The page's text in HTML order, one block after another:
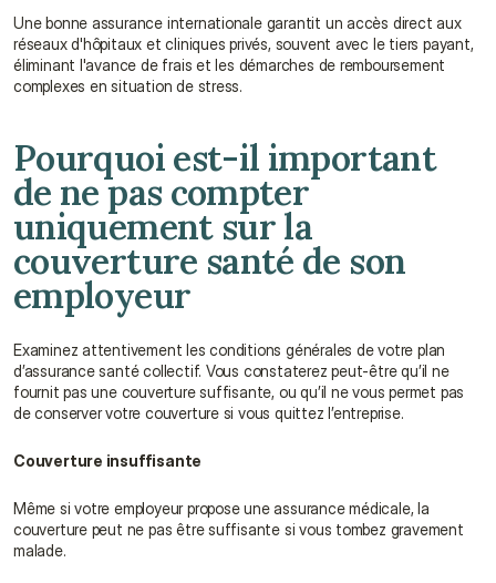
Une bonne assurance internationale garantit un accès direct aux
réseaux d'hôpitaux et cliniques privés, souvent avec le tiers payant,
éliminant l'avance de frais et les démarches de remboursement
complexes en situation de stress.
Pourquoi est-il important
de ne pas compter
uniquement sur la
couverture santé de son
employeur
Examinez attentivement les conditions générales de votre plan
d’assurance santé collectif. Vous constaterez peut-être qu’il ne
fournit pas une couverture suffisante, ou qu’il ne vous permet pas
de conserver votre couverture si vous quittez l’entreprise.
Couverture insuffisante
Même si votre employeur propose une assurance médicale, la
couverture peut ne pas être suffisante si vous tombez gravement
malade.